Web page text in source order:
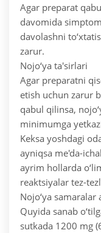
Agar preparat
davomida
davolashni
zarur.
Nojo‘ya ta'sirlari
Agar preparatni
etish uchun zarur
qabul qilinsa,
minimumga
Keksa yoshdagi
ayniqsa me'da-
ayrim hollarda
reaktsiyalar tez-
Nojo‘ya samaralar
Quyida sanab
sutkada 1200 mg